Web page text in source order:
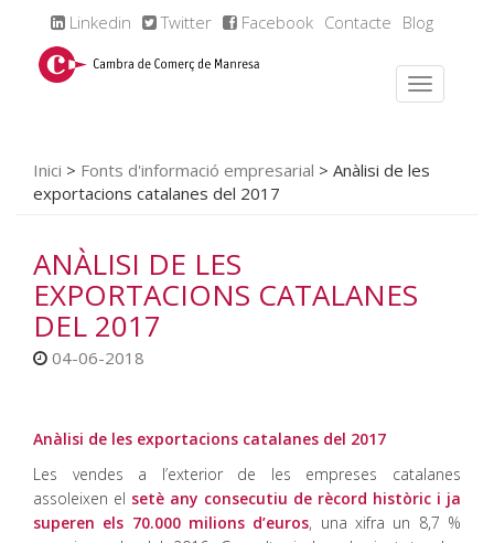
Linkedin Twitter Facebook Contacte Blog
Inici > Fonts d'informació empresarial > Anàlisi de les
exportacions catalanes del 2017
ANÀLISI DE LES
EXPORTACIONS CATALANES
DEL 2017
04-06-2018
Anàlisi de les exportacions catalanes del 2017
Les vendes a l’exterior de les empreses catalanes
assoleixen el setè any consecutiu de rècord històric i ja
superen els 70.000 milions d’euros, una xifra un 8,7 %